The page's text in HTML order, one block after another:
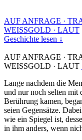
AUF ANFRAGE ·
WEISSGOLD · LAUT
Geschichte lesen ↓
AUF ANFRAGE ·
WEISSGOLD · LAUT
Lange nachdem die
und nur noch selten mit
Berührung kamen,
seien Gegensätze.
wie ein Spiegel ist,
in ihm anders, wenn